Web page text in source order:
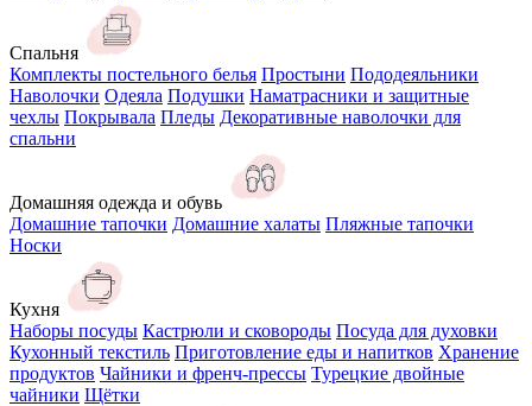
Спальня
Комплекты постельного белья Простыни Пододеяльники
Наволочки Одеяла Подушки Наматрасники и защитные
чехлы Покрывала Пледы Декоративные наволочки для
спальни
Домашняя одежда и обувь
Домашние тапочки Домашние халаты Пляжные тапочки
Носки
Кухня
Наборы посуды Кастрюли и сковороды Посуда для духовки
Кухонный текстиль Приготовление еды и напитков Хранение
продуктов Чайники и френч-прессы Турецкие двойные
чайники Щётки